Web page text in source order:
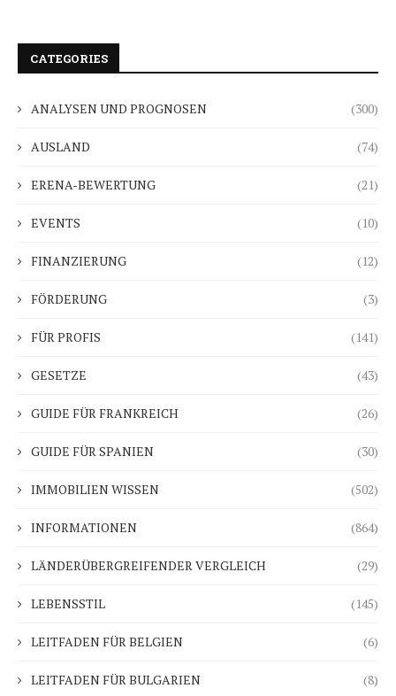
CATEGORIES
ANALYSEN UND PROGNOSEN (300)
AUSLAND (74)
ERENA-BEWERTUNG (21)
EVENTS (10)
FINANZIERUNG (12)
FÖRDERUNG (3)
FÜR PROFIS (141)
GESETZE (43)
GUIDE FÜR FRANKREICH (26)
GUIDE FÜR SPANIEN (30)
IMMOBILIEN WISSEN (502)
INFORMATIONEN (864)
LÄNDERÜBERGREIFENDER VERGLEICH (29)
LEBENSSTIL (145)
LEITFADEN FÜR BELGIEN (6)
LEITFADEN FÜR BULGARIEN (8)